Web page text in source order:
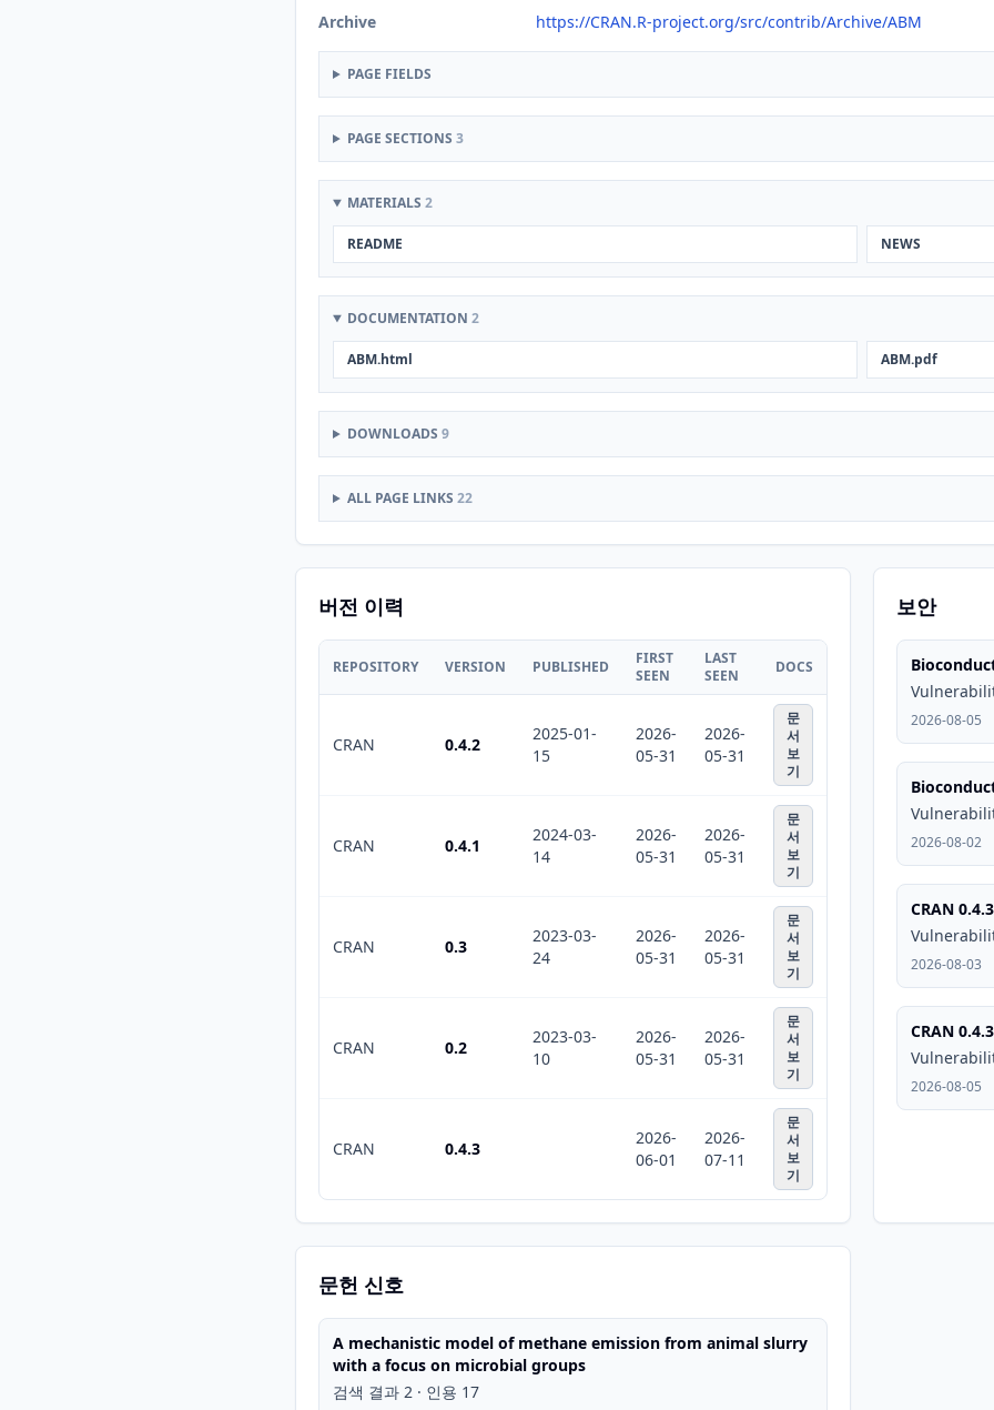
Archive
https://CRAN.R-project.org/src/contrib/Archive/ABM
PAGE FIELDS
PAGE SECTIONS 3
MATERIALS 2
README NEWS
DOCUMENTATION 2
ABM.html ABM.pdf
DOWNLOADS 9
ALL PAGE LINKS 22
버전 이력
REPOSITORY VERSION PUBLISHED
FIRST
SEEN
LAST
SEEN
DOCS
CRAN 0.4.2
2025-01-
15
2026-
05-31
2026-
05-31
문
서
보
기
CRAN 0.4.1
2024-03-
14
2026-
05-31
2026-
05-31
문
서
보
기
CRAN 0.3
2023-03-
24
2026-
05-31
2026-
05-31
문
서
보
기
CRAN 0.2
2023-03-
10
2026-
05-31
2026-
05-31
문
서
보
기
CRAN 0.4.3
2026-
06-01
2026-
07-11
문
서
보
기
보안
2026-08-05
2026-08-02
CRAN 0.4.3
2026-08-03
CRAN 0.4.3
2026-08-05
문헌 신호
A mechanistic model of methane emission from animal slurry
with a focus on microbial groups
검색 결과 2 · 인용 17